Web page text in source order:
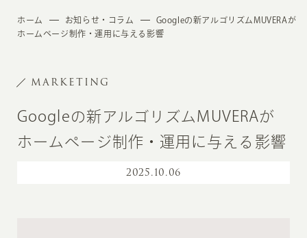
ホーム お知らせ・コラム
Googleの新アルゴリズムMUVERAが
ホームページ制作・運用に与える影響
MARKETING
Googleの新アルゴリズムMUVERAが
ホームページ制作・運用に与える影響
2025.10.06